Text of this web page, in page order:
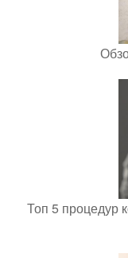
Топ 5 процедур